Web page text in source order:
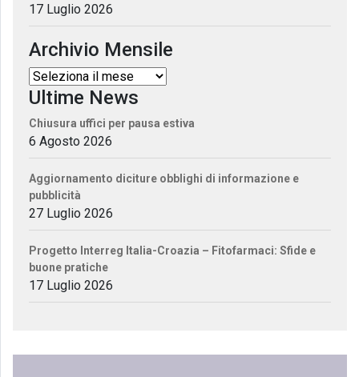
17 Luglio 2026
Archivio Mensile
Ultime News
Chiusura uffici per pausa estiva
6 Agosto 2026
Aggiornamento diciture obblighi di informazione e
pubblicità
27 Luglio 2026
Progetto Interreg Italia-Croazia – Fitofarmaci: Sfide e
buone pratiche
17 Luglio 2026